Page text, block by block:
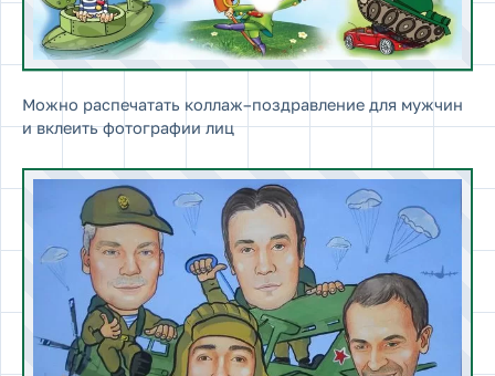
Можно распечатать коллаж–поздравление для мужчин
и вклеить фотографии лиц